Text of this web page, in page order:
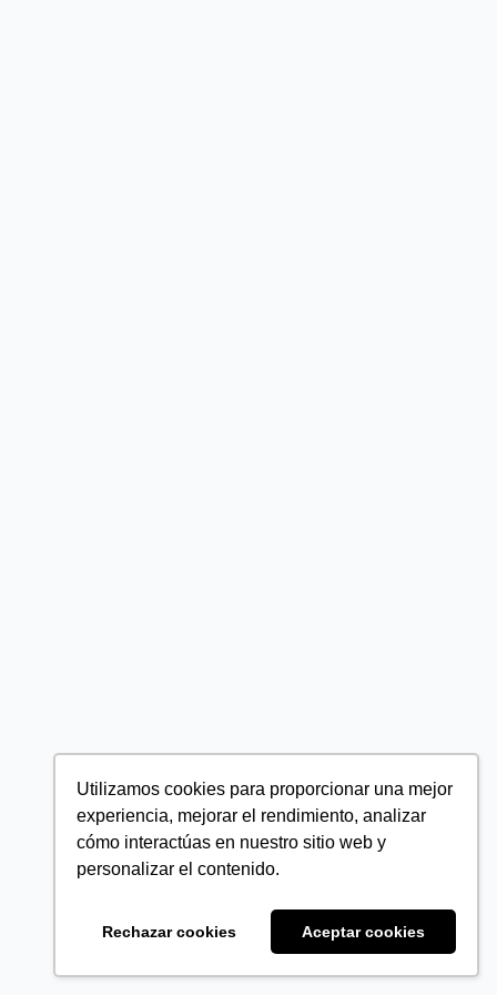
Utilizamos cookies para proporcionar una mejor
experiencia, mejorar el rendimiento, analizar
cómo interactúas en nuestro sitio web y
personalizar el contenido.
Rechazar cookies Aceptar cookies